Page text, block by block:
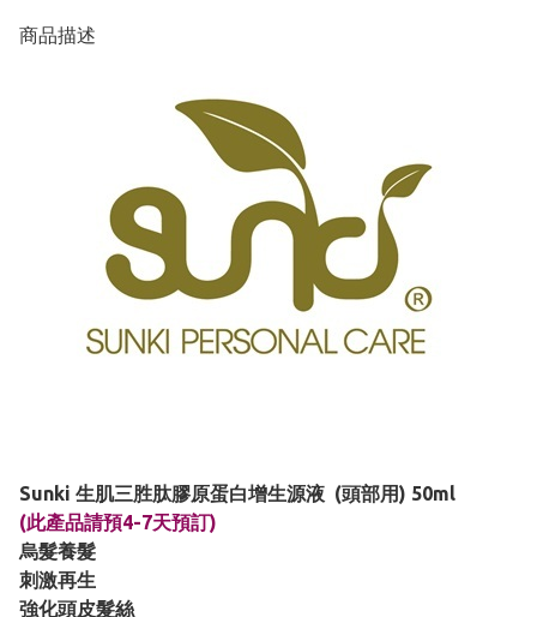
商品描述
Sunki 生肌三胜肽膠原蛋白增生源液 (頭部用) 50ml
(此產品請預4-7天預訂)
烏髮養髮
刺激再生
強化頭皮髮絲